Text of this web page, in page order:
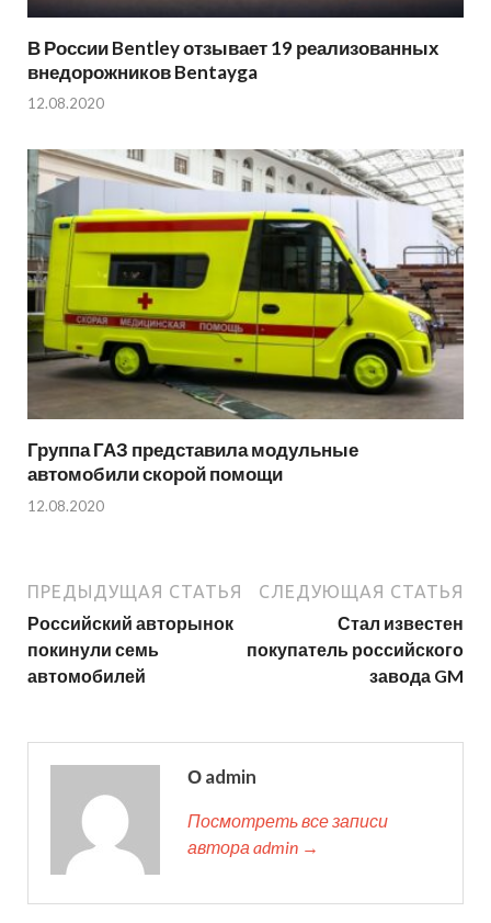
В России Bentley отзывает 19 реализованных
внедорожников Bentayga
12.08.2020
Группа ГАЗ представила модульные
автомобили скорой помощи
12.08.2020
ПРЕДЫДУЩАЯ СТАТЬЯ
Российский авторынок
покинули семь
автомобилей
СЛЕДУЮЩАЯ СТАТЬЯ
Стал известен
покупатель российского
завода GM
О admin
Посмотреть все записи
автора admin →